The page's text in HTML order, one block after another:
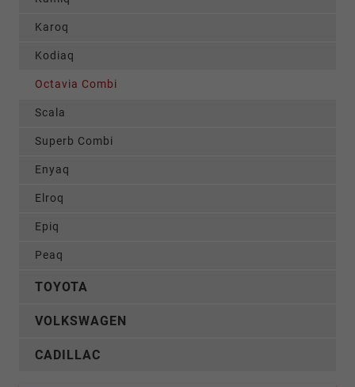
Karoq
Kodiaq
Octavia Combi
Scala
Superb Combi
Enyaq
Elroq
Epiq
Peaq
TOYOTA
VOLKSWAGEN
CADILLAC